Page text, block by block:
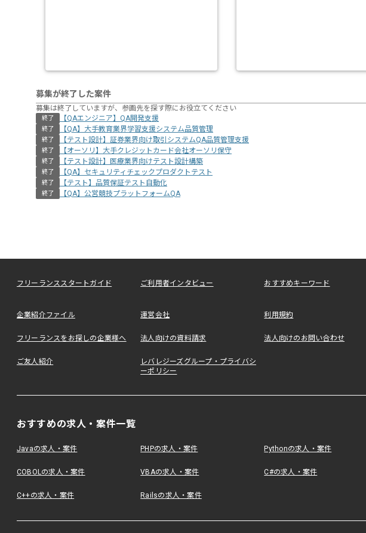
募集が終了した案件
募集は終了していますが、参画先を探す際にお役立てください
終了 【QAエンジニア】QA開発支援
終了 【QA】大手教育業界学習支援システム品質管理
終了 【テスト設計】証券業界向け取引システムQA品質管理支援
終了 【オーソリ】大手クレジットカード会社オーソリ保守
終了 【テスト設計】医療業界向けテスト設計構築
終了 【QA】セキュリティチェックプロダクトテスト
終了 【テスト】品質保証テスト自動化
終了 【QA】公営競技プラットフォームQA
フリーランススタートガイド ご利用者インタビュー おすすめキーワード
企業紹介ファイル 運営会社 利用規約
フリーランスをお探しの企業様へ 法人向けの資料請求 法人向けのお問い合わせ
ご友人紹介
レバレジーズグループ・プライバシ
ーポリシー
おすすめの求人・案件一覧
Javaの求人・案件 PHPの求人・案件 Pythonの求人・案件
COBOLの求人・案件 VBAの求人・案件 C#の求人・案件
C++の求人・案件 Railsの求人・案件